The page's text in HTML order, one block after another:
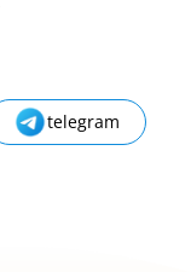
telegram